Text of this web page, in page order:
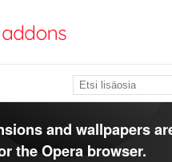
and wallpapers
theOpera browser.